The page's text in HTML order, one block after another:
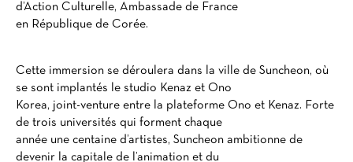
d’Action Culturelle, Ambassade de France
en République de Corée.
Cette immersion se déroulera dans la ville de Suncheon, où
se sont implantés le studio Kenaz et Ono
Korea, joint-venture entre la plateforme Ono et Kenaz. Forte
de trois universités qui forment chaque
année une centaine d’artistes, Suncheon ambitionne de
devenir la capitale de l’animation et du